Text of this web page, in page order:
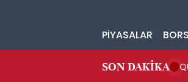
PİYASALAR
SON DAKİKA